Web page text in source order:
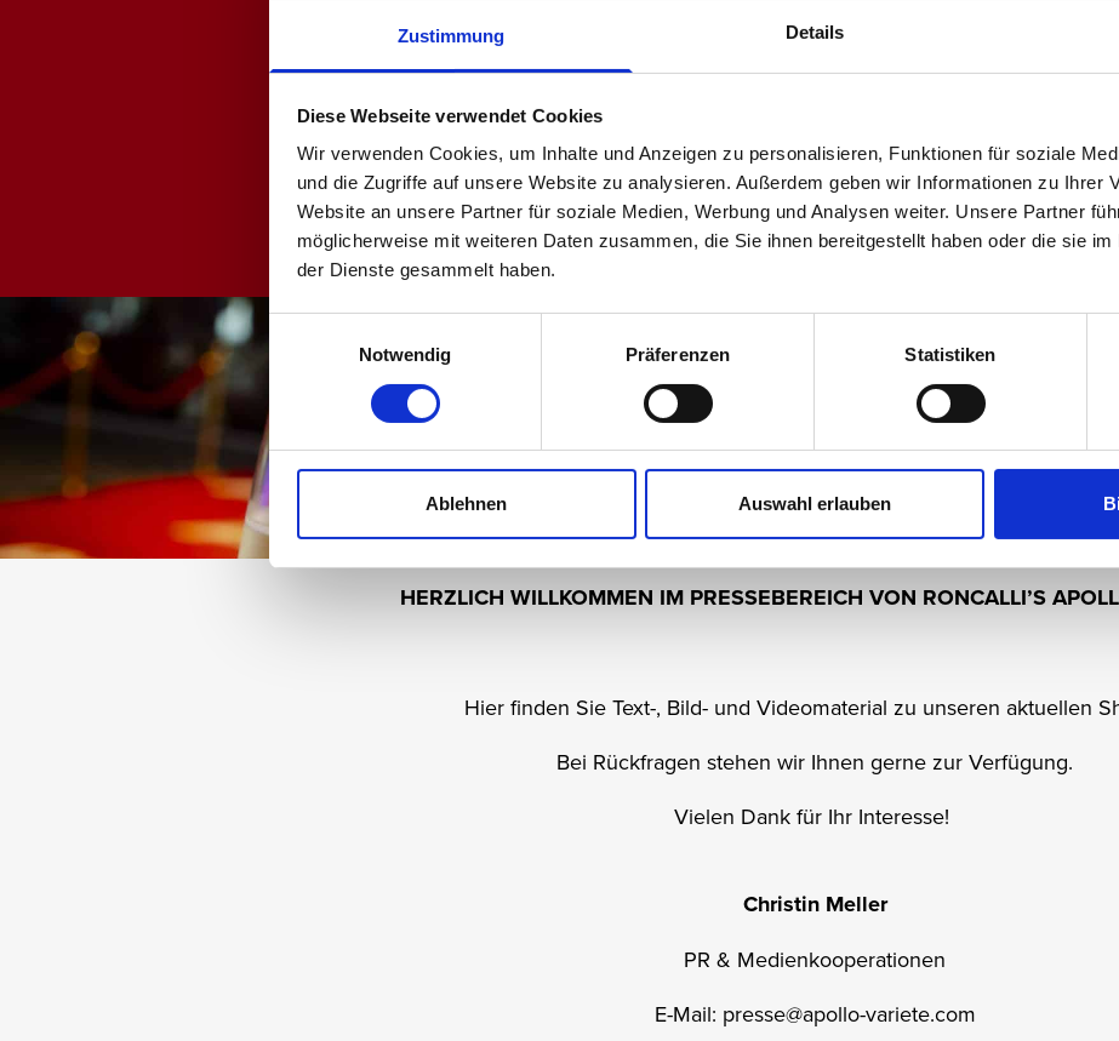
Zustimmung Details
Diese Webseite verwendet Cookies
Wir verwenden Cookies, um Inhalte und Anzeigen zu personalisieren, Funktionen für soziale
und die Zugriffe auf unsere Website zu analysieren. Außerdem geben wir Informationen zu Ihrer
Website an unsere Partner für soziale Medien, Werbung und Analysen weiter. Unsere Partner
möglicherweise mit weiteren Daten zusammen, die Sie ihnen bereitgestellt haben oder die sie
der Dienste gesammelt haben.
Notwendig
Präferenzen Statistiken
Ablehnen Auswahl erlauben
Ticketverkauf
Fax.: 0211-828 90 999
ticketverkauf@apollo-variete.com
Tel.: 0211-828 90 562
gastronomie@apollo-
HERZLICH WILLKOMMEN IM PRESSEBEREICH VON RONCALLI’S
Hier finden Sie Text-, Bild- und Videomaterial zu unseren aktuellen
Bei Rückfragen stehen wir Ihnen gerne zur Verfügung.
Vielen Dank für Ihr Interesse!
Christin Meller
PR & Medienkooperationen
E-Mail: presse@apollo-variete.com